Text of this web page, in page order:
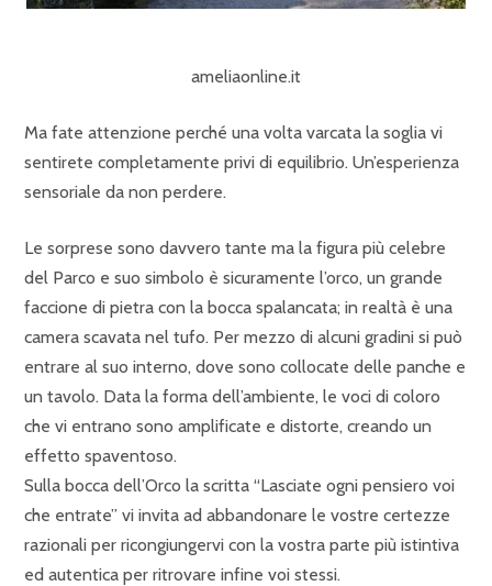
ameliaonline.it
Ma fate attenzione perché una volta varcata la soglia vi
sentirete completamente privi di equilibrio. Un’esperienza
sensoriale da non perdere.
Le sorprese sono davvero tante ma la figura più celebre
del Parco e suo simbolo è sicuramente l’orco, un grande
faccione di pietra con la bocca spalancata; in realtà è una
camera scavata nel tufo. Per mezzo di alcuni gradini si può
entrare al suo interno, dove sono collocate delle panche e
un tavolo. Data la forma dell’ambiente, le voci di coloro
che vi entrano sono amplificate e distorte, creando un
effetto spaventoso.
Sulla bocca dell’Orco la scritta “Lasciate ogni pensiero voi
che entrate” vi invita ad abbandonare le vostre certezze
razionali per ricongiungervi con la vostra parte più istintiva
ed autentica per ritrovare infine voi stessi.